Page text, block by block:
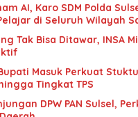
AI, Karo SDM Polda
di Seluruh Wilayah
Tak Bisa Ditawar, INSA
Masuk Perkuat
Tingkat TPS
DPW PAN Sulsel,